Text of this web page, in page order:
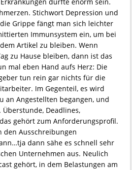
Stichwort Depression und
Grippe fängt man sich leichter
Immunsystem ein, um bei
Artikel zu bleiben. Wenn
zu Hause bleiben, dann ist das
mal eben Hand aufs Herz: Die
tun rein gar nichts für die
Im Gegenteil, es wird
an Angestellten begangen, und
Deadlines,
gehört zum Anforderungsprofil.
den Ausschreibungen
dann sähe es schnell sehr
Unternehmen aus. Neulich
gehört, in dem Belastungen am